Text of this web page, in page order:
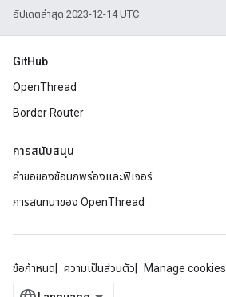
อัปเดตล่าสุด 2023-12-14 UTC
GitHub
OpenThread
Border Router
การสนับสนุน
คำขอของข้อบกพร่องและฟีเจอร์
การสนทนาของ OpenThread
ข้อกำหนด ความเป็นส่วนตัว Manage cookies